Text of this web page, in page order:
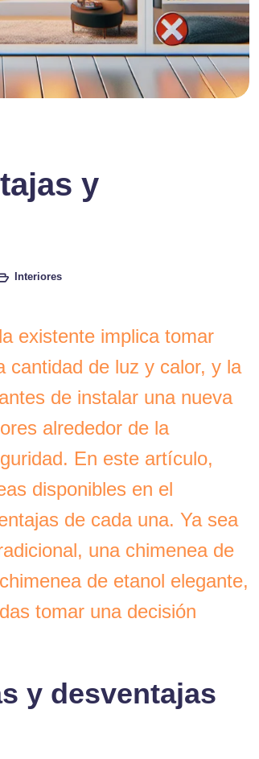
y
Interiores
existente implica tomar
cantidad de luz y calor, y la
de instalar una nueva
alrededor de la
En este artículo,
disponibles en el
de cada una. Ya sea
una chimenea de
de etanol elegante,
tomar una decisión
y desventajas